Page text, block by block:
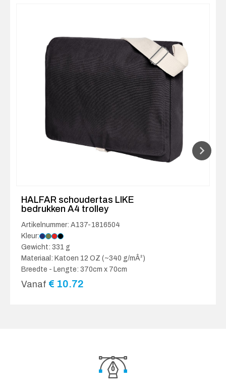
HALFAR schoudertas LIKE
bedrukken A4 trolley
Artikelnummer: A137-1816504
Kleur:
Gewicht: 331 g
Materiaal: Katoen 12 OZ (~340 g/mÂ²)
Breedte - Lengte: 370cm x 70cm
Vanaf € 10.72